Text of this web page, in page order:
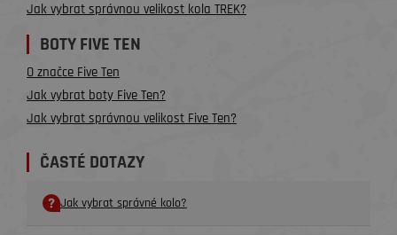
Jak vybrat správnou velikost kola TREK?
BOTY FIVE TEN
O značce Five Ten
Jak vybrat boty Five Ten?
Jak vybrat správnou velikost Five Ten?
ČASTÉ DOTAZY
Jak vybrat správné kolo?